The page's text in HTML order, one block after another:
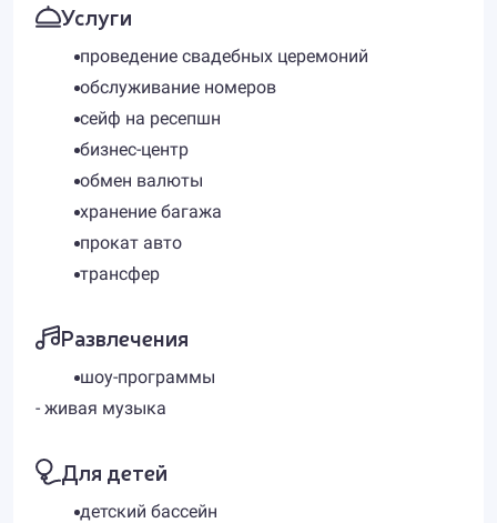
Услуги
проведение свадебных церемоний
обслуживание номеров
сейф на ресепшн
бизнес-центр
обмен валюты
хранение багажа
прокат авто
трансфер
Развлечения
шоу-программы
​- живая музыка
Для детей
детский бассейн